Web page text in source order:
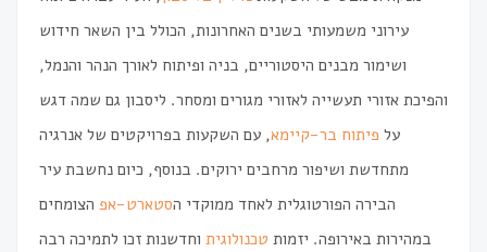
עירוני משמעותי בשנים האחרונות, הכולל בין השאר חידוש
ושימור מבנים היסטוריים, בניה ופיתוח לאורך הנהר והנמל,
והפיכת אזורי תעשייה לאזורי מגורים ומסחר. ליסבון גם שמה דגש
על פיתוח בר-קיימא, עם השקעות בפרויקטים של אנרגיה
מתחדשת ושיפור מרחבים ירוקים. בנוסף, כיום נחשבת עיר
הבירה הפורטוגלית לאחד ממוקדי הסטארט-אפ הצומחים
במהירות באירופה. יזמות טכנולוגית וחדשנות זכו לתמיכה רבה